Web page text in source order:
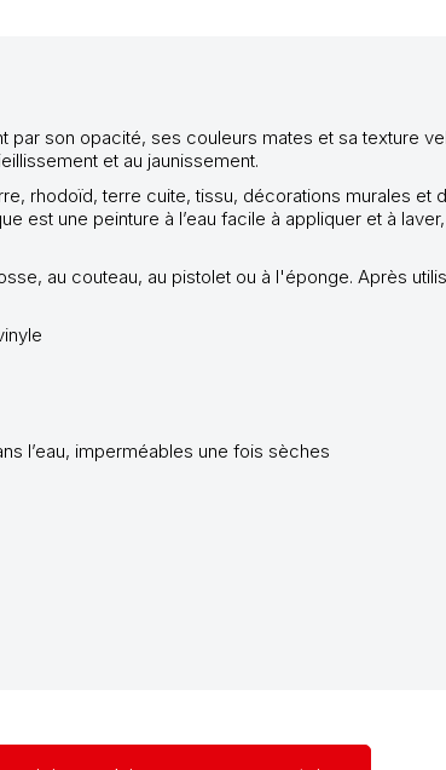
par son opacité, ses couleurs mates et sa texture
et au jaunissement.
rhodoïd, terre cuite, tissu, décorations murales
une peinture à l’eau facile à appliquer et à
au couteau, au pistolet ou à l'éponge. Après
l’eau, imperméables une fois sèches